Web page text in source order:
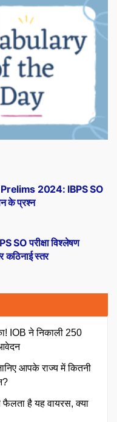
परीक्षा विश्लेषण
कठिनाई स्तर
2024: IBPS SO
के प्रश्न
IOB ने निकाली 250
आपके राज्य में कितनी
है यह वायरस, क्या